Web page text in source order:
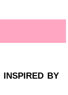
BY